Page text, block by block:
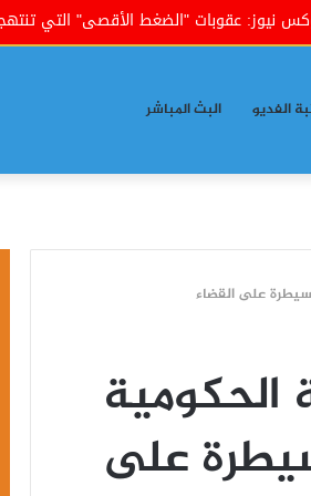
عقوبات "الضغط الأقصى" التي تنتهجها
الفديو البث المباشر
على القضاء
الحكومية
على